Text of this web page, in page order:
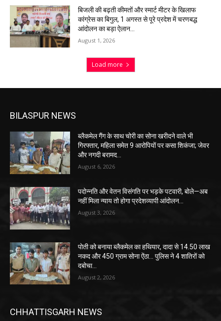
बिजली की बढ़ती कीमतों और स्मार्ट मीटर के खिलाफ
कांग्रेस का बिगुल, 1 अगस्त से पूरे प्रदेश में चरणबद्ध
आंदोलन का बड़ा ऐलान…
August 1, 2026
Load more
BILASPUR NEWS
ब्लैकमेल गैंग के साथ चोरी का सोना खरीदने वाले भी
गिरफ्तार, महिला समेत 9 आरोपियों पर कसा शिकंजा; जेवर
और नगदी बरामद…
August 6, 2026
पदोन्नति और वेतन विसंगति पर भड़के पटवारी, बोले—अब
नहीं मिला न्याय तो होगा प्रदेशव्यापी आंदोलन…
August 3, 2026
पोती को बनाया ब्लैकमेल का हथियार, दादा से 14.50 लाख
नकद और 450 ग्राम सोना ऐंठा… पुलिस ने 4 शातिरों को
दबोचा…
August 2, 2026
CHHATTISGARH NEWS